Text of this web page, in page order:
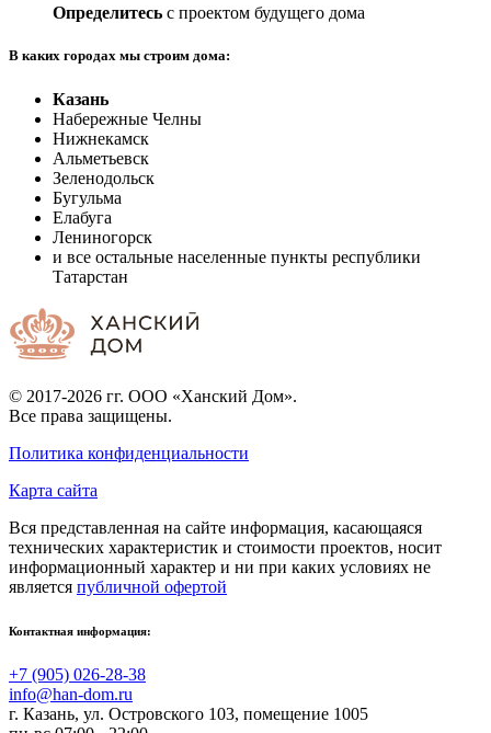
Определитесь с проектом будущего дома
В каких городах мы строим дома:
Казань
Набережные Челны
Нижнекамск
Альметьевск
Зеленодольск
Бугульма
Елабуга
Лениногорск
и все остальные населенные пункты республики
Татарстан
© 2017-2026 гг. ООО «Ханский Дом».
Все права защищены.
Политика конфиденциальности
Карта сайта
Вся представленная на сайте информация, касающаяся
технических характеристик и стоимости проектов, носит
информационный характер и ни при каких условиях не
является публичной офертой
Контактная информация:
+7 (905) 026-28-38
info@han-dom.ru
г. Казань, ул. Островского 103, помещение 1005